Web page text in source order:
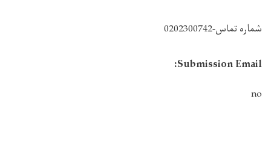
شماره تماس-0202300742
Submission Email:
no